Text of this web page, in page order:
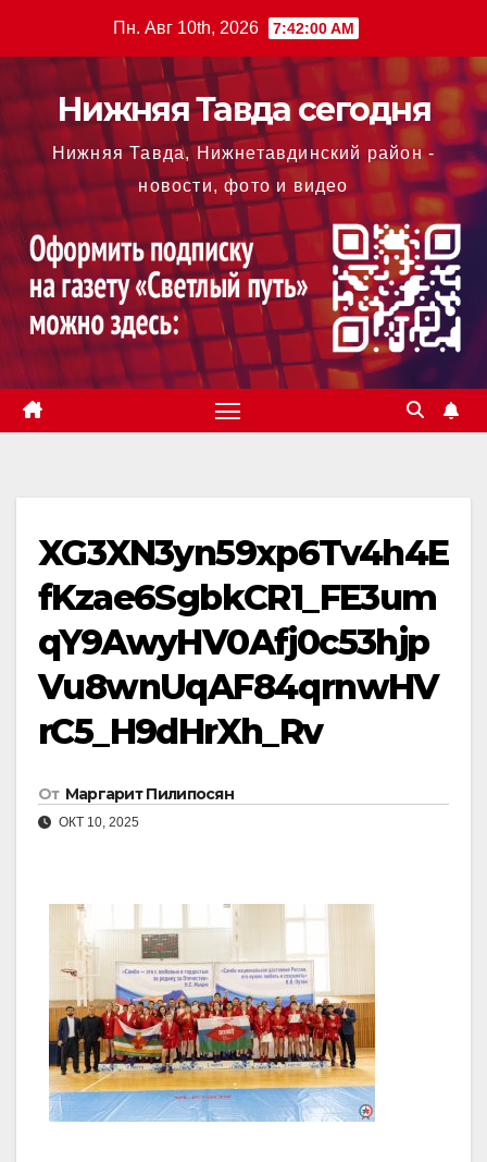
содержимому
Пн. Авг 10th, 2026 7:42:01 AM
Нижняя Тавда сегодня
Нижняя Тавда, Нижнетавдинский район -
новости, фото и видео
XG3XN3yn59xp6Tv4h4E
fKzae6SgbkCR1_FE3um
qY9AwyHV0Afj0c53hjp
Vu8wnUqAF84qrnwHV
rC5_H9dHrXh_Rv
От Маргарит Пилипосян
ОКТ 10, 2025